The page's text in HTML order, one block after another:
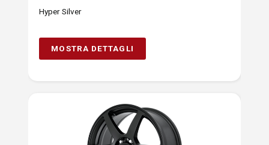
Hyper Silver
MOSTRA DETTAGLI